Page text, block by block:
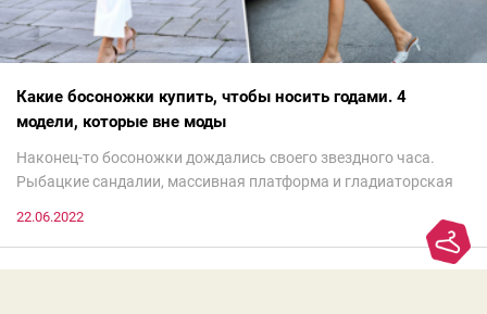
Какие босоножки купить, чтобы носить годами. 4
модели, которые вне моды
Наконец-то босоножки дождались своего звездного часа.
Рыбацкие сандалии, массивная платформа и гладиаторская
модно, совсем не обязательно бежать за ними в магазин.
Достаточно лишь провести ревизию прошлогодних покупок.
22.06.2022